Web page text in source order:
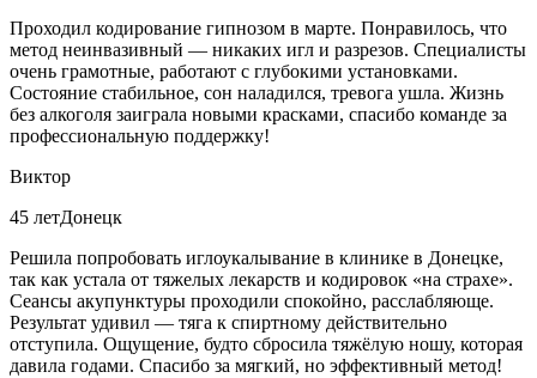
Проходил кодирование гипнозом в марте. Понравилось, что
метод неинвазивный — никаких игл и разрезов. Специалисты
очень грамотные, работают с глубокими установками.
Состояние стабильное, сон наладился, тревога ушла. Жизнь
без алкоголя заиграла новыми красками, спасибо команде за
профессиональную поддержку!
Виктор
45 летДонецк
Решила попробовать иглоукалывание в клинике в Донецке,
так как устала от тяжелых лекарств и кодировок «на страхе».
Сеансы акупунктуры проходили спокойно, расслабляюще.
Результат удивил — тяга к спиртному действительно
отступила. Ощущение, будто сбросила тяжёлую ношу, которая
давила годами. Спасибо за мягкий, но эффективный метод!